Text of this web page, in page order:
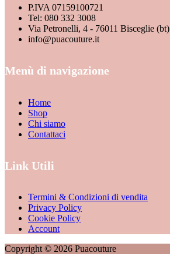
P.IVA 07159100721
Tel: 080 332 3008
Via Petronelli, 4 - 76011 Bisceglie (bt)
info@puacouture.it
Menù di navigazione
Home
Shop
Chi siamo
Contattaci
Link Utili
Termini & Condizioni di vendita
Privacy Policy
Cookie Policy
Account
Copyright © 2026 Puacouture